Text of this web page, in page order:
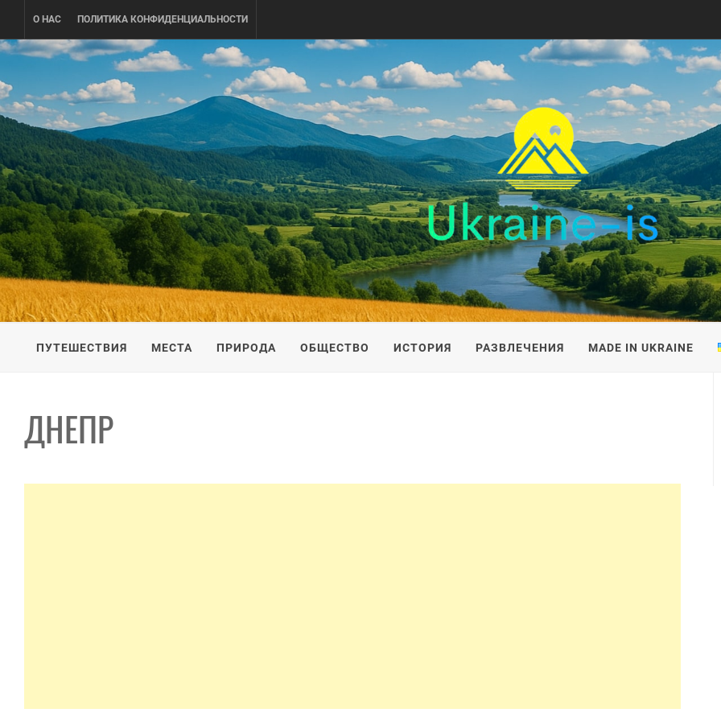
content
О НАС ПОЛИТИКА КОНФИДЕНЦИАЛЬНОСТИ
UKRAINE-IS
ПУТЕШЕСТВИЕ ПО УКРАИНЕ
ПУТЕШЕСТВИЯ МЕСТА ПРИРОДА ОБЩЕСТВО ИСТОРИЯ РАЗВЛЕЧЕНИЯ MADE IN UKRAINE
ДНЕПР